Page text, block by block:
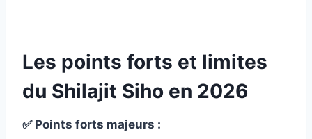
Les points forts et limites
du Shilajit Siho en 2026
✅ Points forts majeurs :